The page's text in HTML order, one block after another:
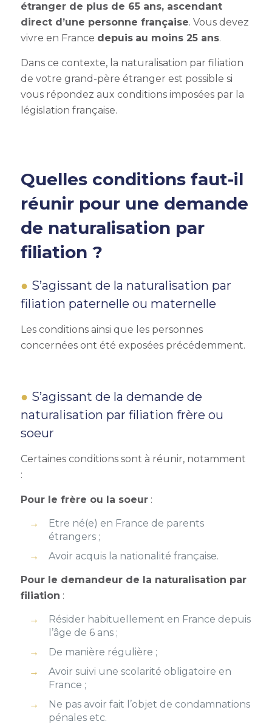
étranger de plus de 65 ans, ascendant
direct d’une personne française. Vous devez
vivre en France depuis au moins 25 ans.
Dans ce contexte, la naturalisation par filiation
de votre grand-père étranger est possible si
vous répondez aux conditions imposées par la
législation française.
Quelles conditions faut-il
réunir pour une demande
de naturalisation par
filiation ?
S’agissant de la naturalisation par
filiation paternelle ou maternelle
Les conditions ainsi que les personnes
concernées ont été exposées précédemment.
S’agissant de la demande de
naturalisation par filiation frère ou
soeur
Certaines conditions sont à réunir, notamment
:
Pour le frère ou la soeur:
Etre né(e) en France de parents
étrangers ;
Avoir acquis la nationalité française.
Pour le demandeur de la naturalisation par
filiation :
Résider habituellement en France depuis
l’âge de 6 ans ;
De manière régulière ;
Avoir suivi une scolarité obligatoire en
France ;
Ne pas avoir fait l’objet de condamnations
pénales etc.